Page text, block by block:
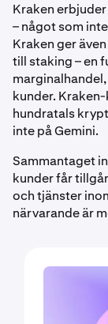
Kraken
– något som
Kraken ger
till staking – en
kunder.
hundratals
inte på Gemini.
Sammantaget
kunder får
och tjänster
närvarande är